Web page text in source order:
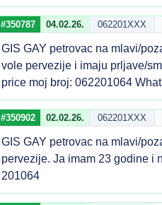
#350787 04.02.26. 062201XXX
GIS GAY petrovac na mlavi/
vole pervezije i imaju prljave/
price moj broj: 062201064
#350902 02.02.26. 062201XXX
GIS GAY petrovac na mlavi/
pervezije. Ja imam 23 godine i
201064